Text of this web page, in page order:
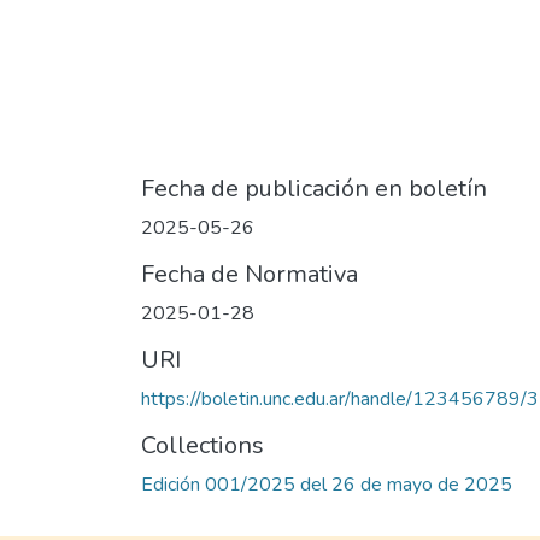
Fecha de publicación en boletín
2025-05-26
Fecha de Normativa
2025-01-28
URI
https://boletin.unc.edu.ar/handle/123456789/
Collections
Edición 001/2025 del 26 de mayo de 2025